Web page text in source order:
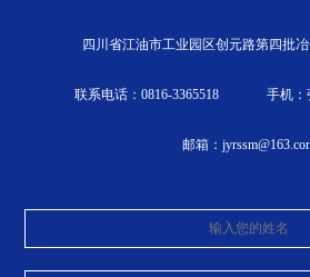
四川省江油市工业园区创元路第四批
联系电话：0816-3365518 手机：
邮箱：